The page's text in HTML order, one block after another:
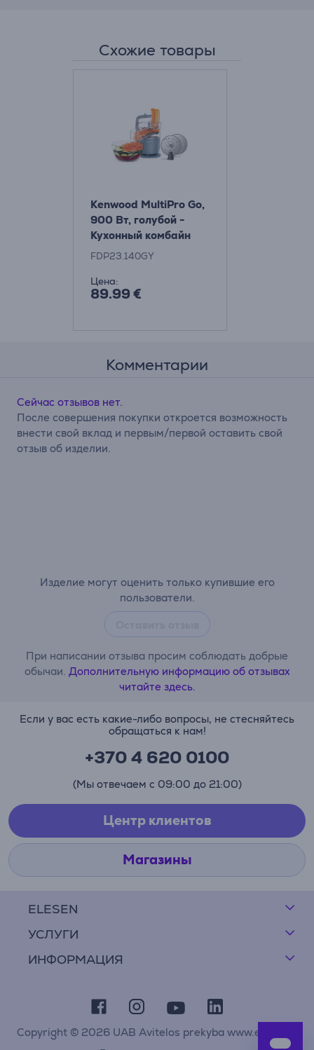
Схожие товары
Kenwood MultiPro Go,
900 Вт, голубой -
Кухонный комбайн
FDP23.140GY
Цена:
89.99 €
Комментарии
Изделие могут оценить только купившие его
пользователи.
При написании отзыва просим соблюдать добрые
обычаи. Дополнительную информацию об отзывах
читайте здесь.
Сейчас отзывов нет.
После совершения покупки откроется возможность
внести свой вклад и первым/первой оставить свой
отзыв об изделии.
ELESEN
УСЛУГИ
ИНФОРМАЦИЯ
Если у вас есть какие-либо вопросы, не стесняйтесь
обращаться к нам!
+370 4 620 0100
(Мы отвечаем с 09:00 до 21:00)
Центр клиентов
Магазины
Copyright © 2026 UAB Avitelos prekyba www.elesen.lt